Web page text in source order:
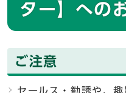
ター】への
ご注意
セールス・勧誘や、